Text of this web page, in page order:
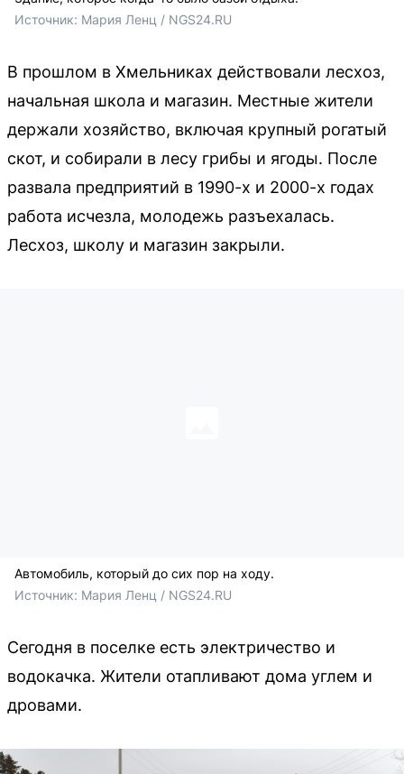
Источник: Мария Ленц / NGS24.RU
В прошлом в Хмельниках действовали лесхоз,
начальная школа и магазин. Местные жители
держали хозяйство, включая крупный рогатый
скот, и собирали в лесу грибы и ягоды. После
развала предприятий в 1990-х и 2000-х годах
работа исчезла, молодежь разъехалась.
Лесхоз, школу и магазин закрыли.
Автомобиль, который до сих пор на ходу.
Источник: Мария Ленц / NGS24.RU
Сегодня в поселке есть электричество и
водокачка. Жители отапливают дома углем и
дровами.